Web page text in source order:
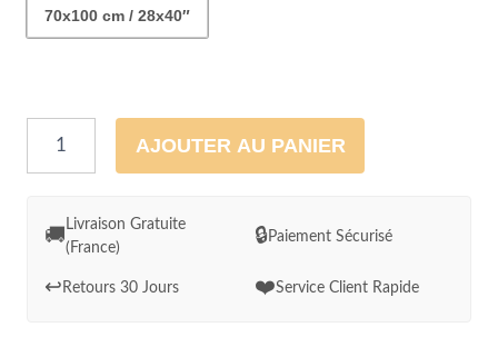
70x100 cm / 28x40″
quantité
Reflets
Sérénité
AJOUTER AU PANIER
🚚
Livraison Gratuite
(France)
🔒Paiement Sécurisé
↩️ Retours 30 Jours ❤️Service Client Rapide